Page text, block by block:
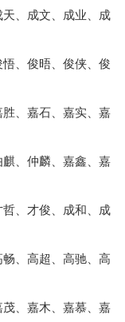
、成文、成业、成
、俊晤、俊侠、俊
、嘉石、嘉实、嘉
、仲麟、嘉鑫、嘉
、才俊、成和、成
、高超、高驰、高
、嘉木、嘉慕、嘉